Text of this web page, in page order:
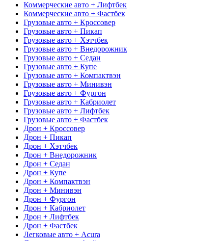
Коммерческие авто + Лифтбек
Коммерческие авто + Фастбек
Грузовые авто + Кроссовер
Грузовые авто + Пикап
Грузовые авто + Хэтчбек
Грузовые авто + Внедорожник
Грузовые авто + Седан
Грузовые авто + Купе
Грузовые авто + Компактвэн
Грузовые авто + Минивэн
Грузовые авто + Фургон
Грузовые авто + Кабриолет
Грузовые авто + Лифтбек
Грузовые авто + Фастбек
Дрон + Кроссовер
Дрон + Пикап
Дрон + Хэтчбек
Дрон + Внедорожник
Дрон + Седан
Дрон + Купе
Дрон + Компактвэн
Дрон + Минивэн
Дрон + Фургон
Дрон + Кабриолет
Дрон + Лифтбек
Дрон + Фастбек
Легковые авто + Acura